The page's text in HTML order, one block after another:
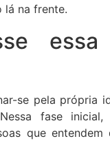
lá na frente.
essa
se pela própria
fase
que